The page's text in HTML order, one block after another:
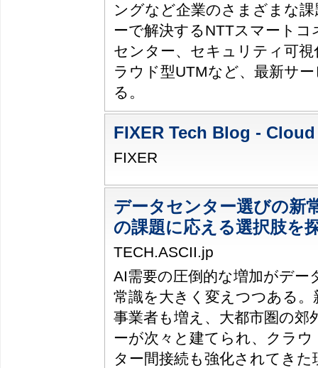
ングなど企業のさまざまな
ーで解決するNTTスマートコ
センター、セキュリティ可視
ラウド型UTMなど、最新サ
る。
FIXER Tech Blog - Cloud
FIXER
データセンター選びの
の課題に応える選択肢を
TECH.ASCII.jp
AI需要の圧倒的な増加がデー
常識を大きく変えつつある。
事業者も増え、大都市圏の郊
ーが次々と建てられ、クラ
ター間接続も強化されてきた